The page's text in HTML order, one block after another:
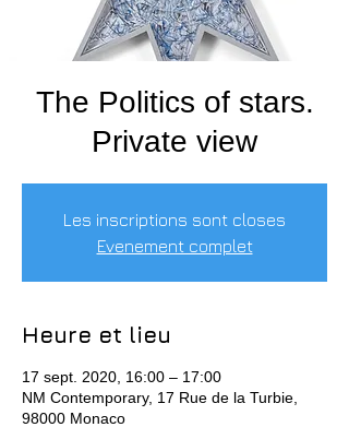
The Politics of stars.
Private view
Les inscriptions sont closes
Evenement complet
Heure et lieu
17 sept. 2020, 16:00 – 17:00
NM Contemporary, 17 Rue de la Turbie,
98000 Monaco